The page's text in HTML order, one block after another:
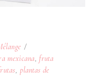
mexicana fruta
plantas de